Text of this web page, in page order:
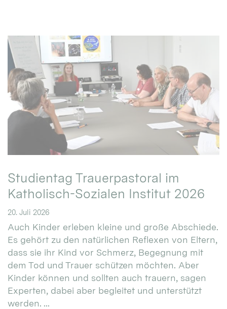
Studientag Trauerpastoral im
Katholisch-Sozialen Institut 2026
20. Juli 2026
Auch Kinder erleben kleine und große Abschiede.
Es gehört zu den natürlichen Reflexen von Eltern,
dass sie ihr Kind vor Schmerz, Begegnung mit
dem Tod und Trauer schützen möchten. Aber
Kinder können und sollten auch trauern, sagen
Experten, dabei aber begleitet und unterstützt
werden. ...